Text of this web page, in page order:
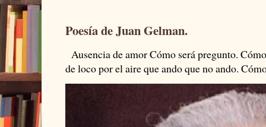
Poesía de Juan Gelman.
Ausencia de amor Cómo será pregunto.
de loco por el aire que ando que no ando.